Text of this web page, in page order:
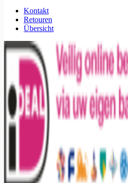
Kontakt
Retouren
Übersicht